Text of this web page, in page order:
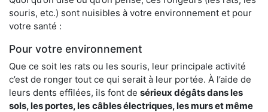
souris, etc.) sont nuisibles à votre environnement et pour
votre santé :
Pour votre environnement
Que ce soit les rats ou les souris, leur principale activité
c’est de ronger tout ce qui serait à leur portée. À l’aide de
leurs dents effilées, ils font de sérieux dégâts dans les
sols, les portes, les câbles électriques, les murs et même